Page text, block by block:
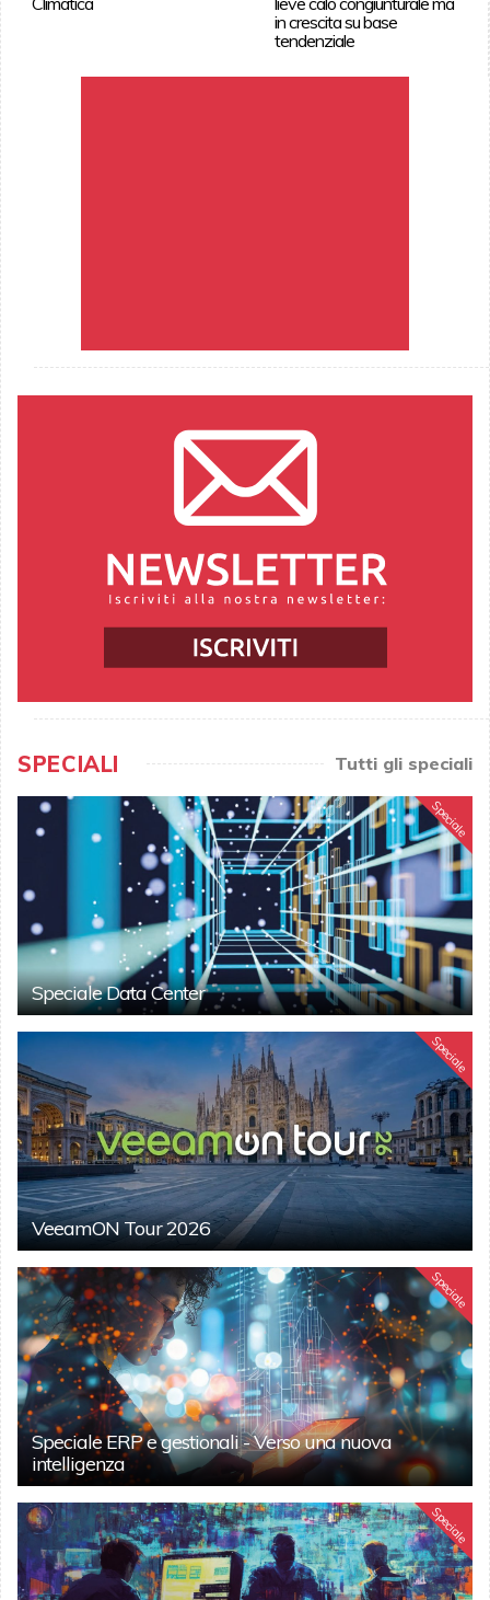
in crescita su base
tendenziale
SPECIALI Tutti gli speciali
Speciale
Speciale Data Center
Speciale
VeeamON Tour 2026
Speciale
Speciale ERP e gestionali - Verso una nuova
intelligenza
Speciale